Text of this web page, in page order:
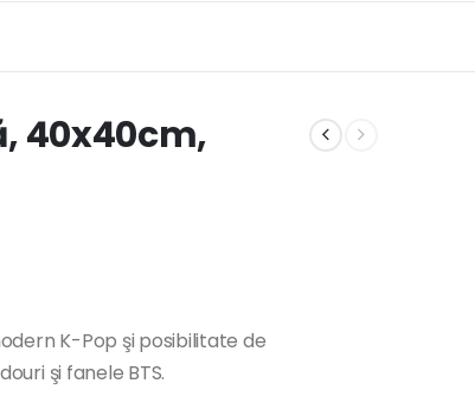
40x40cm,
K-Pop şi posibilitate de
şi fanele BTS.